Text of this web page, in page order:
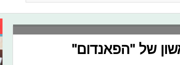
של "הפאנדום"